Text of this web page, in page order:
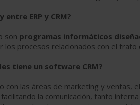
ERP y CRM?
son programas informáticos
los procesos relacionados con el trato
tiene un software CRM?
con las áreas de marketing y ventas, el
la comunicación, tanto